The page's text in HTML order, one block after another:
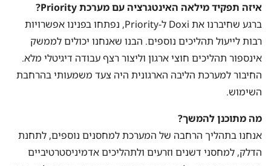
איזה תפקיד מילאה האינטגרציה עם מערכת Priority?
ברגע שחיברנו את Doxi ל-Priority, נפתחו בפנינו אפשרויות
רבות לייעול תהליכים נוספים. הבנו שאנחנו יכולים לממשק
אינספור תהליכים חוצי ארגון וליצור רצף עבודה דיגיטלי מלא.
החיבור למערכת הליבה הארגונית היה צעד משמעותי בהרחבת
השימוש.
מה מתוכנן להמשך?
אנחנו בתהליך הרחבה של המערכת למחסנים נוספים, לתחנת
הדלק, למחסני דשנים וזרעים ולתהליכים אדמיניסטרטיביים